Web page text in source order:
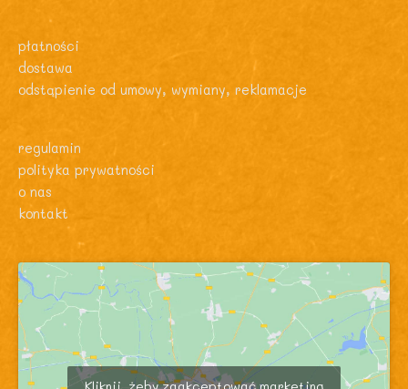
płatności
dostawa
odstąpienie od umowy, wymiany, reklamacje
regulamin
polityka prywatności
o nas
kontakt